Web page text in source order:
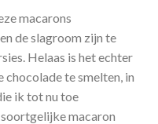
macarons
de slagroom zijn te
Helaas is het echter
te smelten, in
ik tot nu toe
macaron